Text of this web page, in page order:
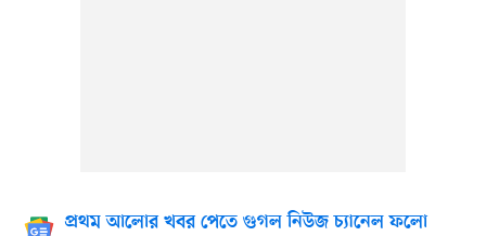
প্রথম আলোর খবর পেতে গুগল নিউজ চ্যানেল ফলো